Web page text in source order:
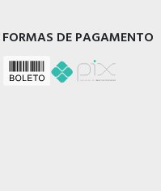
FORMAS DE PAGAMENTO